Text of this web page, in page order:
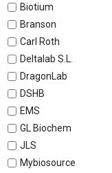
Biotium
Branson
Carl Roth
Deltalab S.L.
DragonLab
DSHB
EMS
GL Biochem
JLS
Mybiosource